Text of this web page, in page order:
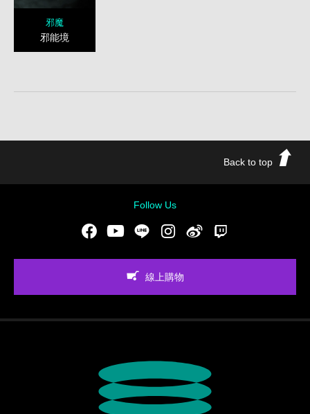
邪魔
邪能境
Back to top
Follow Us
FacebookYoutubeLINE Instgram新浪微博
線上購物